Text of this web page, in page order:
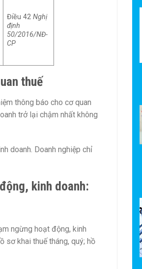
Điều 42Nghị
định
50/2016/NĐ-
CP
thuế
thông báo cho cơ quan
trở lại chậm nhất không
doanh. Doanh nghiệp chỉ
kinh doanh:
ngừng hoạt động, kinh
sơ khai thuế tháng, quý; hồ